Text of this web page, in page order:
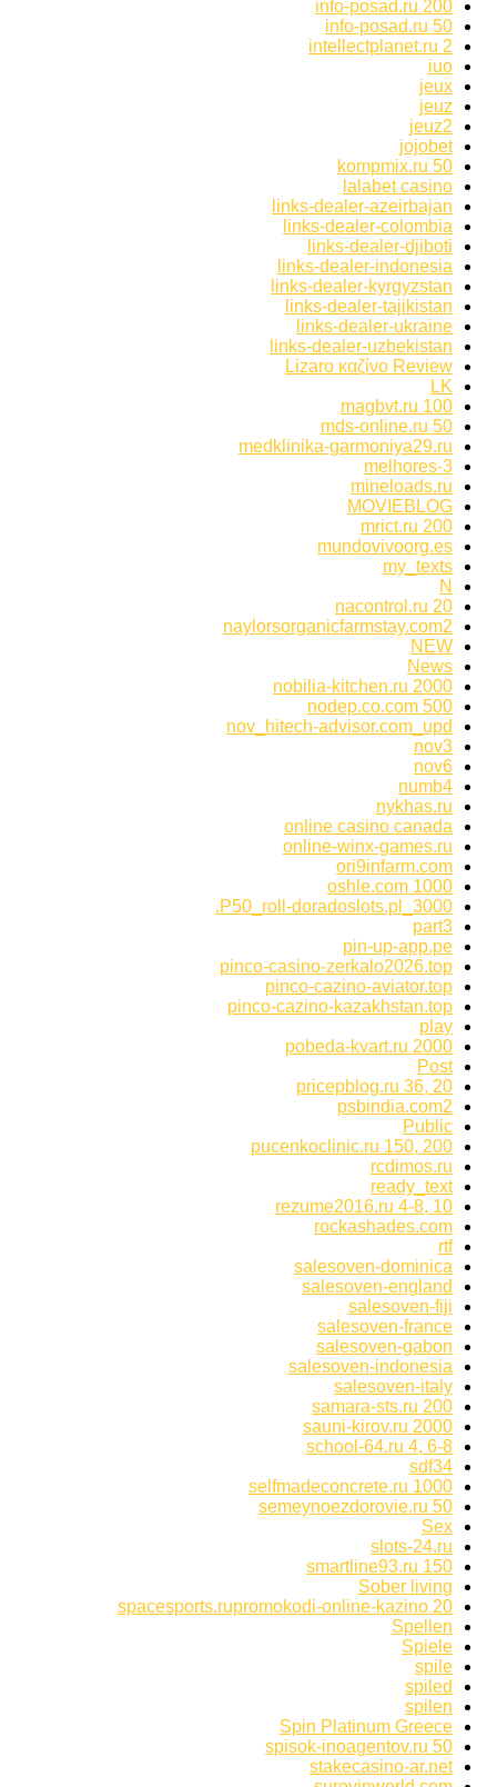
info-posad.ru 200
info-posad.ru 50
intellectplanet.ru 2
iuo
jeux
jeuz
jeuz2
jojobet
kompmix.ru 50
lalabet casino
links-dealer-azeirbajan
links-dealer-colombia
links-dealer-djiboti
links-dealer-indonesia
links-dealer-kyrgyzstan
links-dealer-tajikistan
links-dealer-ukraine
links-dealer-uzbekistan
Lizaro καζίνο Review
LK
magbvt.ru 100
mds-online.ru 50
medklinika-garmoniya29.ru
melhores-3
mineloads.ru
MOVIEBLOG
mrict.ru 200
mundovivoorg.es
my_texts
N
nacontrol.ru 20
naylorsorganicfarmstay.com2
NEW
News
nobilia-kitchen.ru 2000
nodep.co.com 500
nov_hitech-advisor.com_upd
nov3
nov6
numb4
nykhas.ru
online casino canada
online-winx-games.ru
ori9infarm.com
oshle.com 1000
P50_roll-doradoslots.pl_3000.
part3
pin-up-app.pe
pinco-casino-zerkalo2026.top
pinco-cazino-aviator.top
pinco-cazino-kazakhstan.top
play
pobeda-kvart.ru 2000
Post
pricepblog.ru 36, 20
psbindia.com2
Public
pucenkoclinic.ru 150, 200
rcdimos.ru
ready_text
rezume2016.ru 4-8, 10
rockashades.com
rtf
salesoven-dominica
salesoven-england
salesoven-fiji
salesoven-france
salesoven-gabon
salesoven-indonesia
salesoven-italy
samara-sts.ru 200
sauni-kirov.ru 2000
school-64.ru 4, 6-8
sdf34
selfmadeconcrete.ru 1000
semeynoezdorovie.ru 50
Sex
slots-24.ru
smartline93.ru 150
Sober living
spacesports.rupromokodi-online-kazino 20
Spellen
Spiele
spile
spiled
spilen
Spin Platinum Greece
spisok-inoagentov.ru 50
stakecasino-ar.net